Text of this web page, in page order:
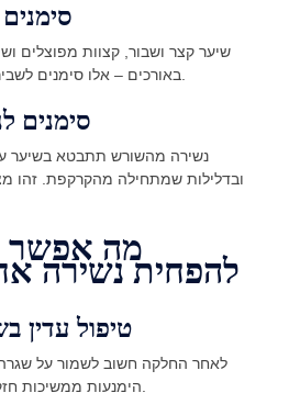
שיער קצר ושבור, קצוות מפוצלים
באורכים – אלו סימנים לשבירה לאחר החלקת שיער.
סימנים
נשירה מהשורש תתבטא בשיער
ובדלילות שמתחילה מהקרקפת. זהו
מה אפשר
להפחית נשירה
טיפול עדין
לאחר החלקה חשוב לשמור על שגרה